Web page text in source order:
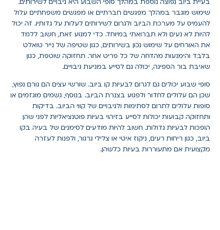
שימוש מוגבר במהלך מפגשים חברתיים או מפגשים משפחתיים עלול
להעמיס על מערכת הביוב ולגרום לשירותים לעלות על גדותיו. זה יכול
להיות לא נעים ולא תברואתי במיוחד. כדי למנוע זאת, חשוב ללמד
את האורחים על שימוש נכון בשירותים, כגון שטיפה של נייר טואלט
בלבד והימנעות מהדחה של כל פריט אחר. תחזוקה שוטפת, כגון
שאיבת בור הספיגה, יכולה גם לסייע במניעת גיבויים.
סופי שבוע יכולים גם לגרום לבעיות קו ביוב. שורשי עצים הם גורם נפוץ,
שכן הם עלולים לחדור ולפגוע בצנרת הביוב. בנוסף, גשמים מוגזמים או
סופות עלולים לתרום לסתימות ולגיבויים של קווי הביוב. בדיקות
ותחזוקה קבועות יכולות לסייע בזיהוי בעיות פוטנציאליות לפני שהן
הופכות לבעיות גדולות. חשוב להיות מודעים לסימנים של בעיה בקו
ביוב, כגון ריחות רעים, ניקוז איטי או צלילי גרגור, ולפנות לעזרה
מקצועית אם מתעוררות בעיות כלשהן.